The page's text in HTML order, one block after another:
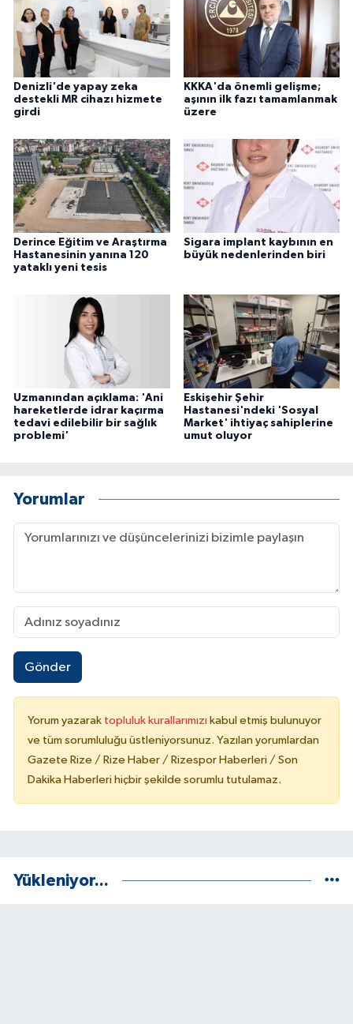
Denizli'de yapay zeka
destekli MR cihazı hizmete
girdi
KKKA'da önemli gelişme;
aşının ilk fazı tamamlanmak
üzere
Derince Eğitim ve Araştırma
Hastanesinin yanına 120
yataklı yeni tesis
Sigara implant kaybının en
büyük nedenlerinden biri
Uzmanından açıklama: 'Ani
hareketlerde idrar kaçırma
tedavi edilebilir bir sağlık
problemi'
Eskişehir Şehir
Hastanesi'ndeki 'Sosyal
Market' ihtiyaç sahiplerine
umut oluyor
Yorumlar
Gönder
Yorum yazarak topluluk kurallarımızı kabul etmiş bulunuyor
ve tüm sorumluluğu üstleniyorsunuz. Yazılan yorumlardan
Gazete Rize / Rize Haber / Rizespor Haberleri / Son
Dakika Haberleri hiçbir şekilde sorumlu tutulamaz.
Yükleniyor...